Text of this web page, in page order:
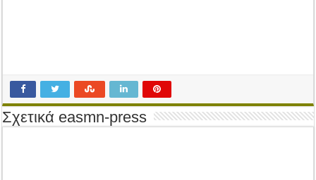
Σχετικά easmn-press